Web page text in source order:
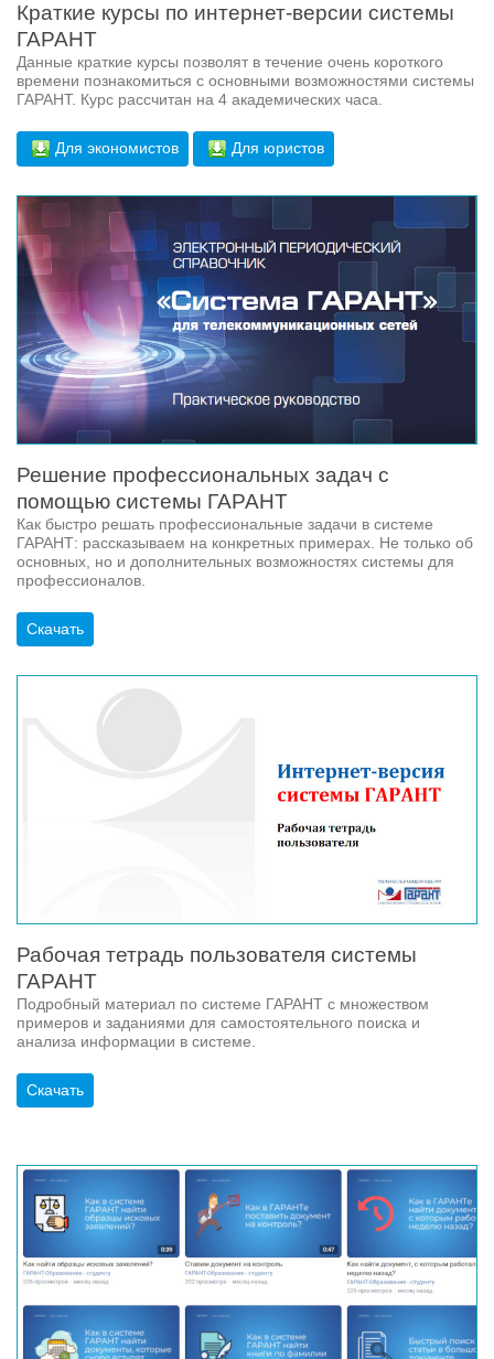
Краткие курсы по интернет-версии системы
ГАРАНТ
Данные краткие курсы позволят в течение очень короткого
времени познакомиться с основными возможностями системы
ГАРАНТ. Курс рассчитан на 4 академических часа.
Для экономистов Для юристов
Решение профессиональных задач с
помощью системы ГАРАНТ
Как быстро решать профессиональные задачи в системе
ГАРАНТ: рассказываем на конкретных примерах. Не только об
основных, но и дополнительных возможностях системы для
профессионалов.
Скачать
Рабочая тетрадь пользователя системы
ГАРАНТ
Подробный материал по системе ГАРАНТ с множеством
примеров и заданиями для самостоятельного поиска и
анализа информации в системе.
Скачать